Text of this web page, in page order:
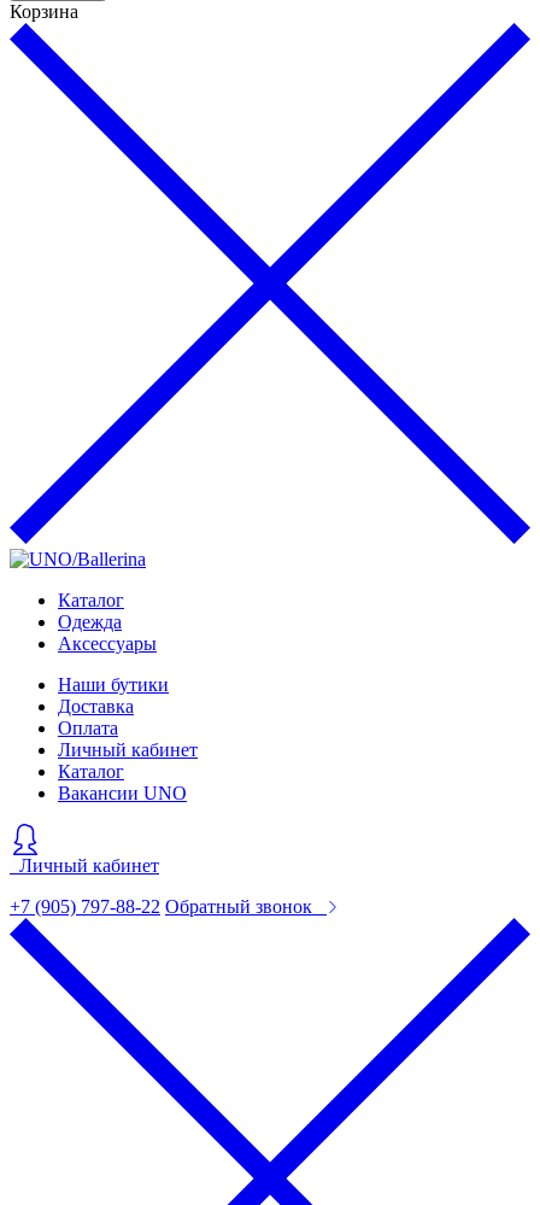
Корзина
Каталог
Одежда
Аксессуары
Наши бутики
Доставка
Оплата
Личный кабинет
Каталог
Вакансии UNO
Личный кабинет
+7 (905) 797-88-22 Обратный звонок